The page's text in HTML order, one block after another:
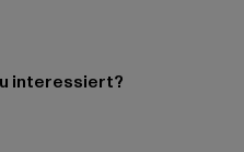
interessiert?